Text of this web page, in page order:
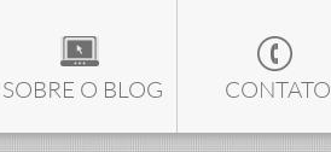
SOBRE O BLOG CONTATO